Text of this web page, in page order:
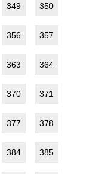
349 350
356 357
363 364
370 371
377 378
384 385